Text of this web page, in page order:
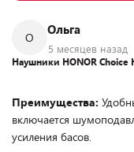
О
Ольга
5 месяцев назад
Наушники HONOR Choice
Преимущества:
включается
усиления басов.